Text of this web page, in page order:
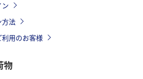
方法
用のお客様
物